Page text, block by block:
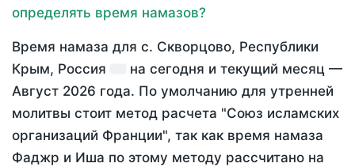
определять время намазов?
Время намаза для с. Скворцово, Республики
Крым, Россия
на сегодня и текущий месяц —
Август 2026 года. По умолчанию для утренней
молитвы стоит метод расчета "Союз исламских
организаций Франции", так как время намаза
Фаджр и Иша по этому методу рассчитано на